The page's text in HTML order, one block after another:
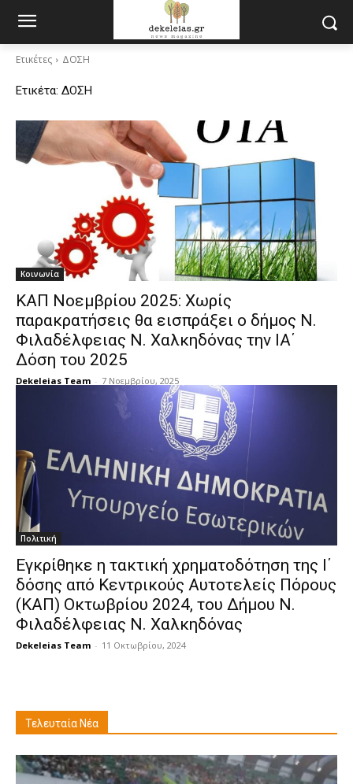
Ετικέτες ΔΟΣΗ
Ετικέτα: ΔΟΣΗ
Κοινωνία
ΚΑΠ Νοεμβρίου 2025: Χωρίς
παρακρατήσεις θα εισπράξει ο δήμος Ν.
Φιλαδέλφειας Ν. Χαλκηδόνας την ΙΑ΄
Δόση του 2025
Dekeleias Team - 7 Νοεμβρίου, 2025
Πολιτική
Εγκρίθηκε η τακτική χρηματοδότηση της Ι΄
δόσης από Κεντρικούς Αυτοτελείς Πόρους
(ΚΑΠ) Οκτωβρίου 2024, του Δήμου Ν.
Φιλαδέλφειας Ν. Χαλκηδόνας
Dekeleias Team - 11 Οκτωβρίου, 2024
Τελευταία Νέα